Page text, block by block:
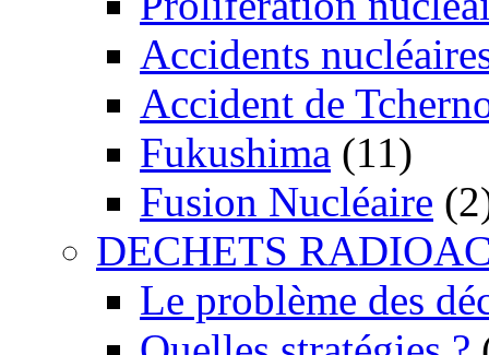
Accidents
Accident de
Fukushima (11)
Fusion Nucléaire
DECHETS
Le problème des